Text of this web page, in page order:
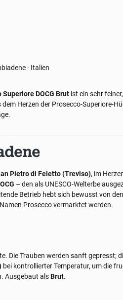
· Italien
DOCG Brut ist ein sehr
Herzen der Prosecco-Superiore-
Pietro di Feletto (Treviso), im
– den als UNESCO-Welterbe
Betrieb hebt sich bewusst von den
Prosecco vermarktet werden.
Die Trauben werden sanft gepresst;
bei kontrollierter Temperatur, um die
Ausgebaut alsBrut.